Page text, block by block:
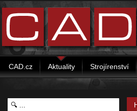
CAD.cz Aktuality Strojírenství